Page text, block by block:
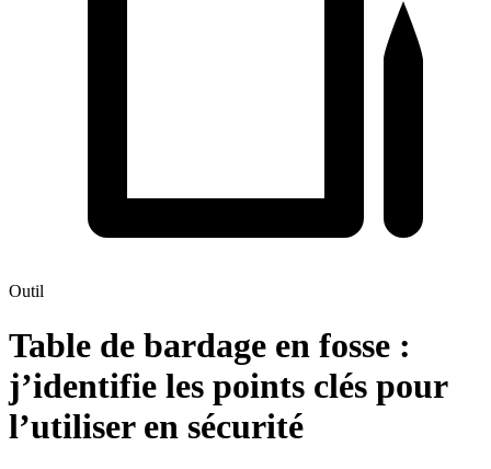
Outil
Table de bardage en fosse :
j’identifie les points clés pour
l’utiliser en sécurité